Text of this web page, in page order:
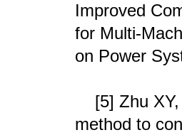
Improved
for Multi-
on Power
[5] Zhu
method to